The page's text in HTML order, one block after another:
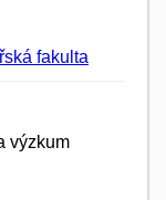
fakulta
výzkum